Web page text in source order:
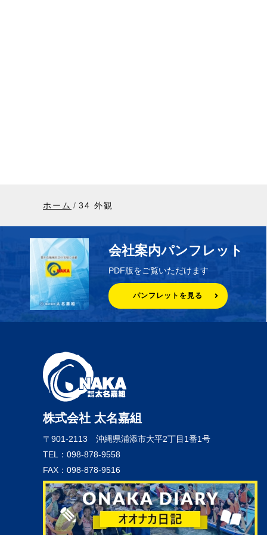
ホーム 34 外観
会社案内パンフレット
PDF版をご覧いただけます
パンフレットを見る
株式会社 太名嘉組
〒901-2113 沖縄県浦添市大平2丁目1番1号
TEL：098-878-9558
FAX：098-878-9516